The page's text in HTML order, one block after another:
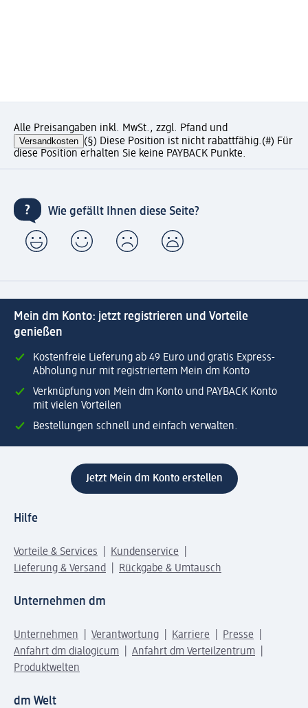
Alle Preisangaben inkl. MwSt., zzgl. Pfand und
Versandkosten (§) Diese Position ist nicht rabattfähig.(#) Für
diese Position erhalten Sie keine PAYBACK Punkte.
Wie gefällt Ihnen diese Seite?
Mein dm Konto: jetzt registrieren und Vorteile
genießen
Kostenfreie Lieferung ab 49 Euro und gratis Express-
Abholung nur mit registriertem Mein dm Konto
Verknüpfung von Mein dm Konto und PAYBACK Konto
mit vielen Vorteilen
Bestellungen schnell und einfach verwalten.
Jetzt Mein dm Konto erstellen
Hilfe
Vorteile & Services
Kundenservice
Lieferung & Versand
Rückgabe & Umtausch
Unternehmen dm
Unternehmen Verantwortung Karriere
Presse
Anfahrt dm dialogicum
Anfahrt dm Verteilzentrum
Produktwelten
dm Welt